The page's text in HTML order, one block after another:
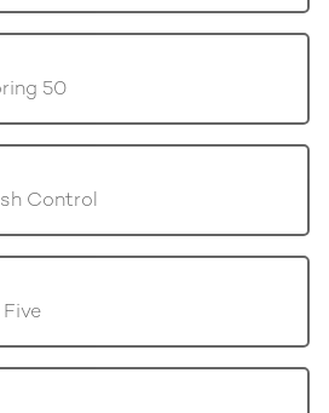
50
Control